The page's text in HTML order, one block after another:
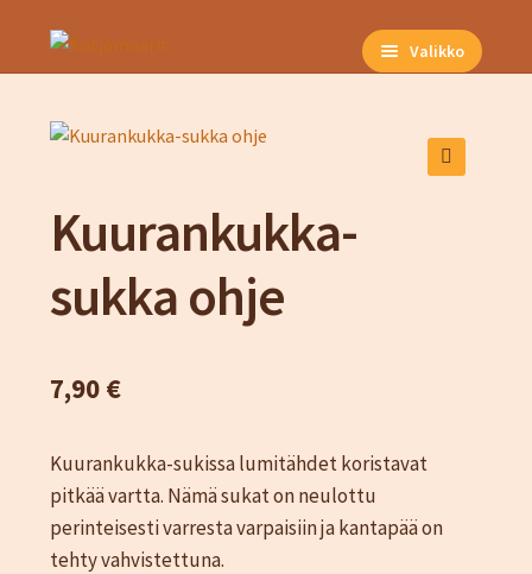
Siirry
navigointiin
Siirry
sisältöön
Valikko
Neuleet ja vaatteet
Hinnasto
Katjamaarit
Kuurankukka-
sukka ohje
7,90 €
Kuurankukka-sukissa lumitähdet koristavat
pitkää vartta. Nämä sukat on neulottu
perinteisesti varresta varpaisiin ja kantapää on
tehty vahvistettuna.